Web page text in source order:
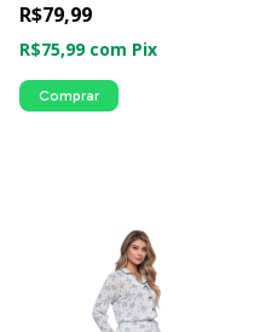
R$79,99
R$75,99 com Pix
Comprar